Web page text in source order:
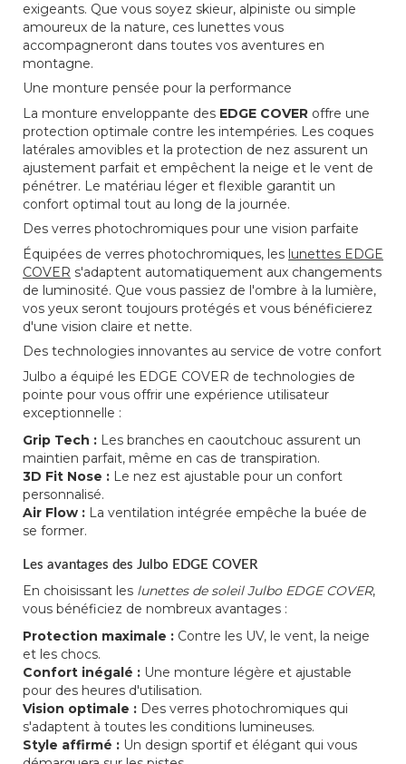
exigeants. Que vous soyez skieur, alpiniste ou simple
amoureux de la nature, ces lunettes vous
accompagneront dans toutes vos aventures en
montagne.
Une monture pensée pour la performance
La monture enveloppante des EDGE COVER offre une
protection optimale contre les intempéries. Les coques
latérales amovibles et la protection de nez assurent un
ajustement parfait et empêchent la neige et le vent de
pénétrer. Le matériau léger et flexible garantit un
confort optimal tout au long de la journée.
Des verres photochromiques pour une vision parfaite
Équipées de verres photochromiques, les lunettes EDGE
COVER s'adaptent automatiquement aux changements
de luminosité. Que vous passiez de l'ombre à la lumière,
vos yeux seront toujours protégés et vous bénéficierez
d'une vision claire et nette.
Des technologies innovantes au service de votre confort
Julbo a équipé les EDGE COVER de technologies de
pointe pour vous offrir une expérience utilisateur
exceptionnelle :
Grip Tech : Les branches en caoutchouc assurent un
maintien parfait, même en cas de transpiration.
3D Fit Nose : Le nez est ajustable pour un confort
personnalisé.
Air Flow : La ventilation intégrée empêche la buée de
se former.
Les avantages des Julbo EDGE COVER
En choisissant les lunettes de soleil Julbo EDGE COVER,
vous bénéficiez de nombreux avantages :
Protection maximale : Contre les UV, le vent, la neige
et les chocs.
Confort inégalé : Une monture légère et ajustable
pour des heures d'utilisation.
Vision optimale : Des verres photochromiques qui
s'adaptent à toutes les conditions lumineuses.
Style affirmé : Un design sportif et élégant qui vous